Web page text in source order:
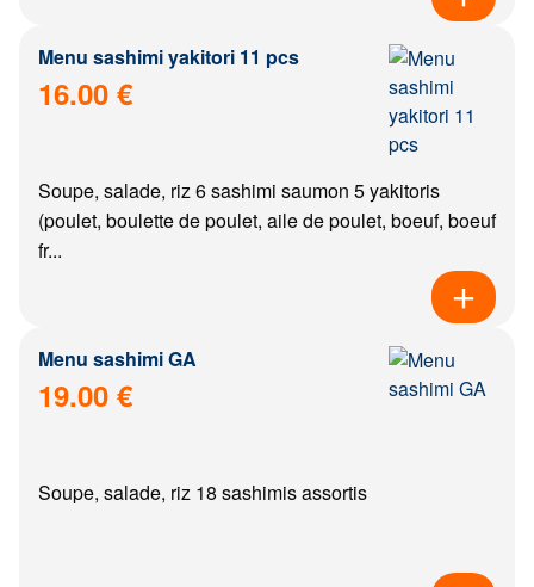
Menu sashimi yakitori 11 pcs
16.00 €
Soupe, salade, riz 6 sashimi saumon 5 yakitoris
(poulet, boulette de poulet, aile de poulet, boeuf, boeuf
fr...
Menu sashimi GA
19.00 €
Soupe, salade, riz 18 sashimis assortis